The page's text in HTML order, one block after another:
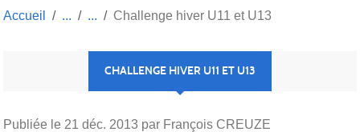
Accueil Challenge hiver U11 et U13
CHALLENGE HIVER U11 ET U13
Publiée le 21 déc. 2013 par François CREUZE